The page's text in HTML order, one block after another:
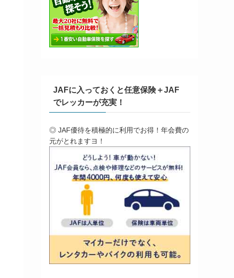
JAFに入っておくと任意保険＋JAF
でレッカーが充実！
◎ JAF優待を積極的に利用でお得！年会費の
元がとれますヨ！